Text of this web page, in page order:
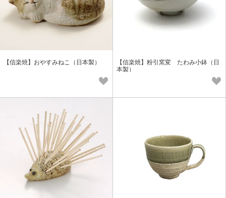
【信楽焼】おやすみねこ（日本製）
【信楽焼】粉引窯変 たわみ小鉢（日
本製）